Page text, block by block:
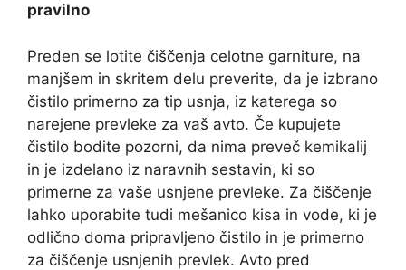
pravilno
Preden se lotite čiščenja celotne garniture, na
manjšem in skritem delu preverite, da je izbrano
čistilo primerno za tip usnja, iz katerega so
narejene prevleke za vaš avto. Če kupujete
čistilo bodite pozorni, da nima preveč kemikalij
in je izdelano iz naravnih sestavin, ki so
primerne za vaše usnjene prevleke. Za čiščenje
lahko uporabite tudi mešanico kisa in vode, ki je
odlično doma pripravljeno čistilo in je primerno
za čiščenje usnjenih prevlek. Avto pred